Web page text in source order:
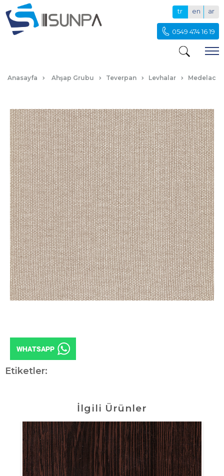
tr en ar
0549 474 16 19
Anasayfa Ahşap Grubu Teverpan Levhalar Medelack
Etiketler:
İlgili Ürünler